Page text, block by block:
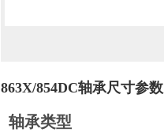
863X/854DC轴承尺寸参数
轴承类型